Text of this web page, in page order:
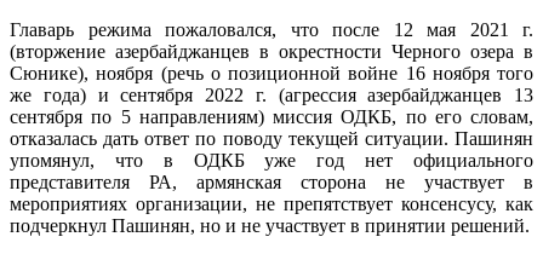
Главарь режима пожаловался, что после 12 мая 2021 г.
(вторжение азербайджанцев в окрестности Черного озера в
Сюнике), ноября (речь о позиционной войне 16 ноября того
же года) и сентября 2022 г. (агрессия азербайджанцев 13
сентября по 5 направлениям) миссия ОДКБ, по его словам,
отказалась дать ответ по поводу текущей ситуации. Пашинян
упомянул, что в ОДКБ уже год нет официального
представителя РА, армянская сторона не участвует в
мероприятиях организации, не препятствует консенсусу, как
подчеркнул Пашинян, но и не участвует в принятии решений.